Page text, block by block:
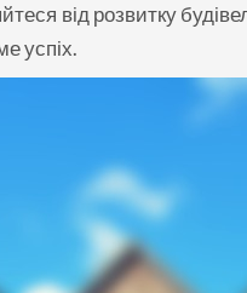
від розвитку
успіх.